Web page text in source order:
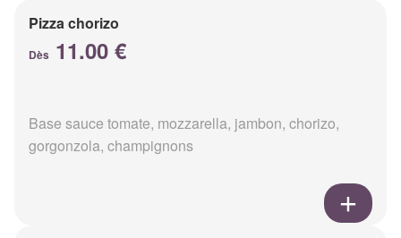
Pizza chorizo
Dès 11.00 €
Base sauce tomate, mozzarella, jambon, chorizo,
gorgonzola, champignons